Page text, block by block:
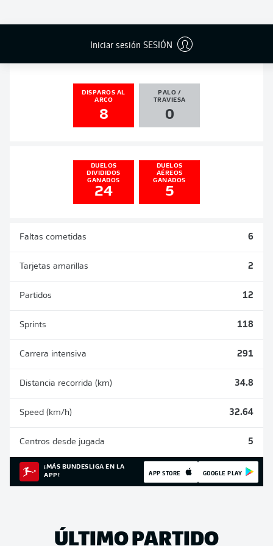
Iniciar sesión SESIÓN
GOLES ASISTENCIAS
1
PENALES
0
ACTUALIZADO
DISPAROS AL
ARCO
8
PALO /
TRAVIESA
0
DUELOS
DIVIDIDOS
GANADOS
24
DUELOS
AÉREOS
GANADOS
5
Faltas cometidas 6
Tarjetas amarillas 2
Partidos 12
Sprints 118
Carrera intensiva 291
Distancia recorrida (km) 34.8
Speed (km/h) 32.64
Centros desde jugada 5
¡MÁS BUNDESLIGA EN LA
APP!
APP STORE GOOGLE PLAY
ÚLTIMO PARTIDO